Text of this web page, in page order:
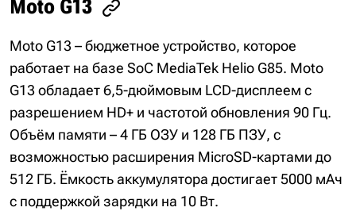
Moto G13
Moto G13 – бюджетное устройство, которое
работает на базе SoC MediaTek Helio G85. Moto
G13 обладает 6,5-дюймовым LCD-дисплеем с
разрешением HD+ и частотой обновления 90 Гц.
Объём памяти – 4 ГБ ОЗУ и 128 ГБ ПЗУ, с
возможностью расширения MicroSD-картами до
512 ГБ. Ёмкость аккумулятора достигает 5000 мАч
с поддержкой зарядки на 10 Вт.